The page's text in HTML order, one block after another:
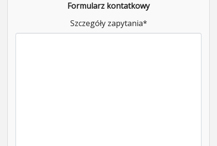
Formularz kontatkowy
Szczegóły zapytania*